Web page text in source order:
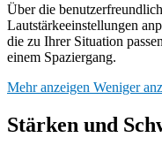
Über die
Lautstärkeeinstellungen
die zu Ihrer Situation
einem Spaziergang.
Mehr anzeigen Weniger
Stärken und